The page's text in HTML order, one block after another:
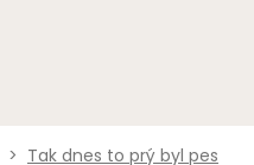
> Tak dnes to prý byl pes